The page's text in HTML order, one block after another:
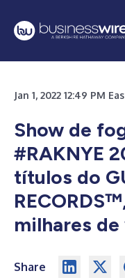
Jan 1, 2022 12:49 PM
Show de
#RAKNYE
títulos do
milhares
Share